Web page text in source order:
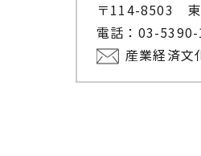
〒114-8503 東
電話：03-
産業経済文